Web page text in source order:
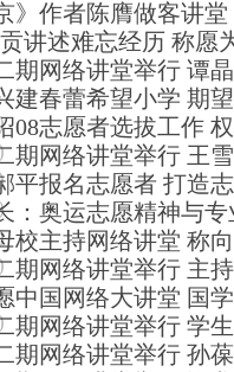
》作者陈膺做客讲
讲述难忘经历 称愿
期网络讲堂举行 谭
建春蕾希望小学 期
08志愿者选拔工作
期网络讲堂举行 王
平报名志愿者 打造
：奥运志愿精神与
校主持网络讲堂 称
期网络讲堂举行 主
中国网络大讲堂 国
期网络讲堂举行 学
期网络讲堂举行 孙